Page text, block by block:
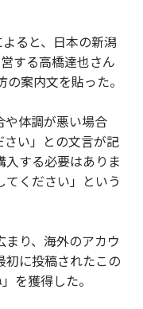
ると、日本の新潟
する高橋達也さん
の案内文を貼った。
や体調が悪い場合
い」との文言が記
入する必要はありま
ください」という
まり、海外のアカウ
初に投稿されたこの
を獲得した。